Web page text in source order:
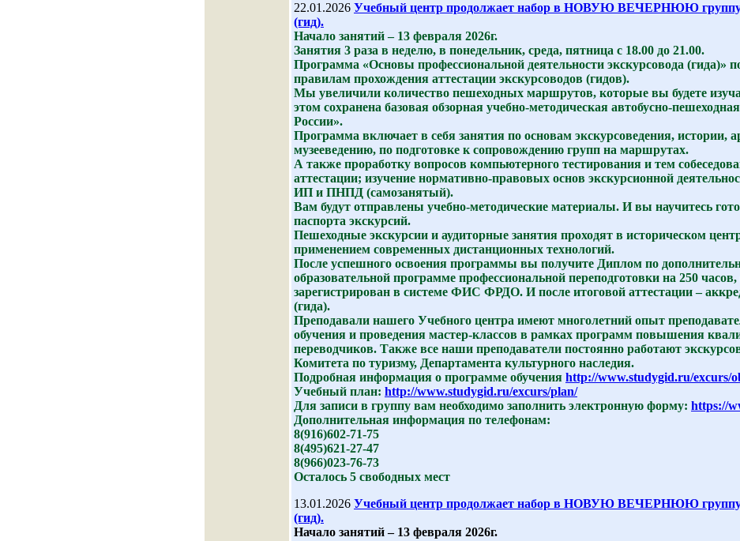
22.01.2026 Учебный центр продолжает набор в НОВУЮ ВЕЧЕРНЮЮ группу
(гид).
Начало занятий – 13 февраля 2026г.
Занятия 3 раза в неделю, в понедельник, среда, пятница с 18.00 до 21.00.
Программа «Основы профессиональной деятельности экскурсовода (гида)»
правилам прохождения аттестации экскурсоводов (гидов).
Мы увеличили количество пешеходных маршрутов, которые вы будете
этом сохранена базовая обзорная учебно-методическая автобусно-
России».
Программа включает в себя занятия по основам экскурсоведения, истории,
музееведению, по подготовке к сопровождению групп на маршрутах.
А также проработку вопросов компьютерного тестирования и тем
аттестации; изучение нормативно-правовых основ экскурсионной
ИП и ПНПД (самозанятый).
Вам будут отправлены учебно-методические материалы. И вы научитесь
паспорта экскурсий.
Пешеходные экскурсии и аудиторные занятия проходят в историческом
применением современных дистанционных технологий.
После успешного освоения программы вы получите Диплом по
образовательной программе профессиональной переподготовки на 250
зарегистрирован в системе ФИС ФРДО. И после итоговой аттестации –
(гида).
Преподавали нашего Учебного центра имеют многолетний опыт
обучения и проведения мастер-классов в рамках программ повышения
переводчиков. Также все наши преподаватели постоянно работают
Комитета по туризму, Департамента культурного наследия.
Подробная информация о программе обучения http://www.studygid.ru/excurs/
Учебный план: http://www.studygid.ru/excurs/plan/
Для записи в группу вам необходимо заполнить электронную форму: https://
Дополнительная информация по телефонам:
8(916)602-71-75
8(495)621-27-47
8(966)023-76-73
Осталось 5 свободных мест
13.01.2026 Учебный центр продолжает набор в НОВУЮ ВЕЧЕРНЮЮ группу
(гид).
Начало занятий – 13 февраля 2026г.